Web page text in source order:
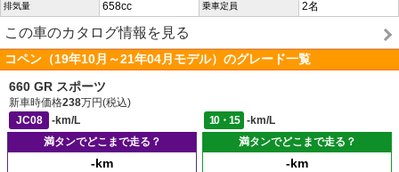
排気量 658cc 乗車定員 2名
この車のカタログ情報を見る
コペン（19年10月～21年04月モデル）のグレード一覧
660 GR スポーツ
新車時価格238万円(税込)
JC08
-km/L 10・15
-km/L
満タンでどこまで走る？
-km
満タンでどこまで走る？
-km